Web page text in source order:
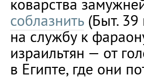
коварства
соблазнить (Быт. 39
на службу к
израильтян — от
в Египте, где они